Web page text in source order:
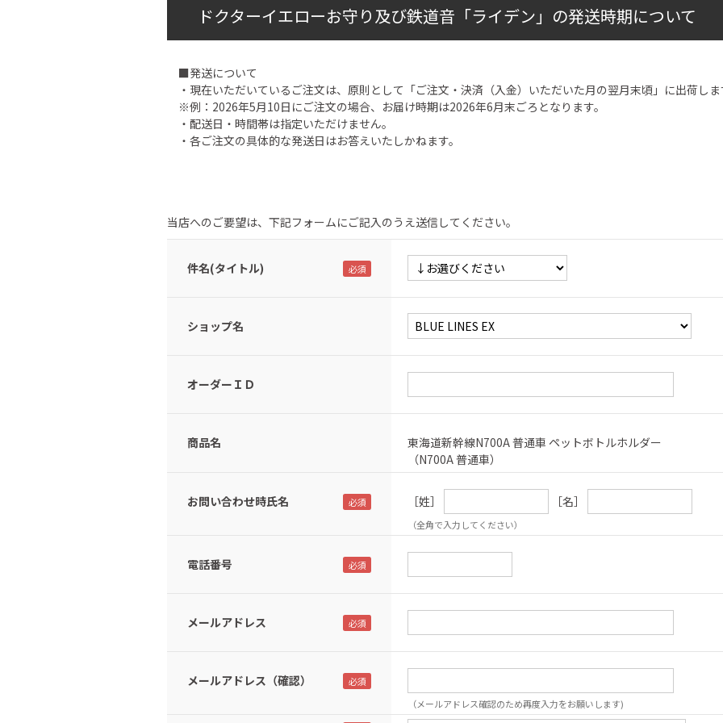
ドクターイエローお守り及び鉄道音「ライデン」の発送時期について
■発送について
・現在いただいているご注文は、原則として「ご注文・決済（入金）いただいた月の翌月末頃」に出荷しま
※例：2026年5月10日にご注文の場合、お届け時期は2026年6月末ごろとなります。
・配送日・時間帯は指定いただけません。
・各ご注文の具体的な発送日はお答えいたしかねます。
当店へのご要望は、下記フォームにご記入のうえ送信してください。
件名(タイトル)
ショップ名
オーダーＩＤ
商品名
東海道新幹線N700A 普通車 ペットボトルホルダー
（N700A 普通車）
お問い合わせ時氏名 ［姓］ ［名］
（全角で入力してください）
電話番号
メールアドレス
メールアドレス（確認）
（メールアドレス確認のため再度入力をお願いします)